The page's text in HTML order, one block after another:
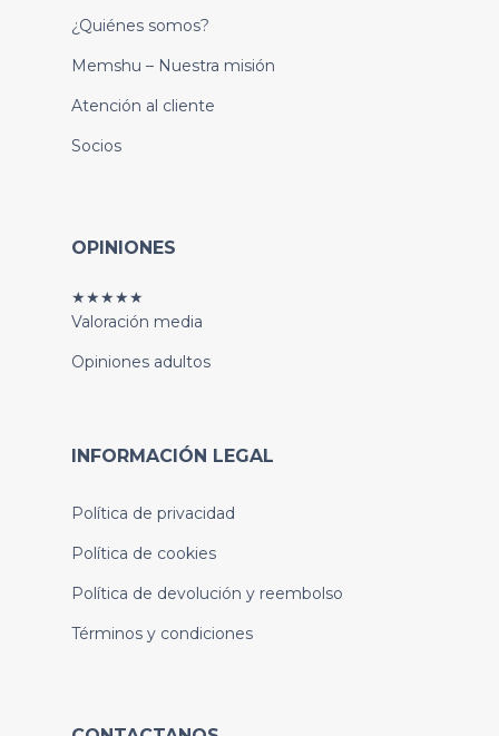
¿Quiénes somos?
Memshu – Nuestra misión
Atención al cliente
Socios
OPINIONES
★★★★★
Valoración media
Opiniones adultos
INFORMACIÓN LEGAL
Política de privacidad
Política de cookies
Política de devolución y reembolso
Términos y condiciones